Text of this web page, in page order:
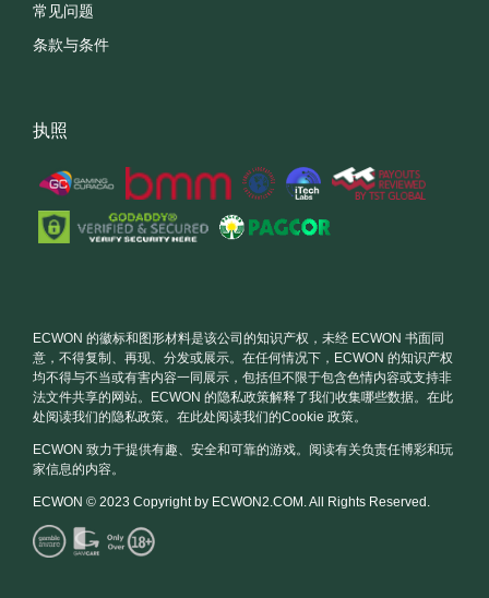
常见问题
条款与条件
执照
ECWON 的徽标和图形材料是该公司的知识产权，未经 ECWON 书面同
意，不得复制、再现、分发或展示。在任何情况下，ECWON 的知识产权
均不得与不当或有害内容一同展示，包括但不限于包含色情内容或支持非
法文件共享的网站。ECWON 的隐私政策解释了我们收集哪些数据。在此
处阅读我们的隐私政策。在此处阅读我们的Cookie 政策。
ECWON 致力于提供有趣、安全和可靠的游戏。阅读有关负责任博彩和玩
家信息的内容。
ECWON © 2023 Copyright by ECWON2.COM. All Rights Reserved.